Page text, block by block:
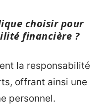
choisir pour
financière ?
la responsabilité
offrant ainsi une
personnel.